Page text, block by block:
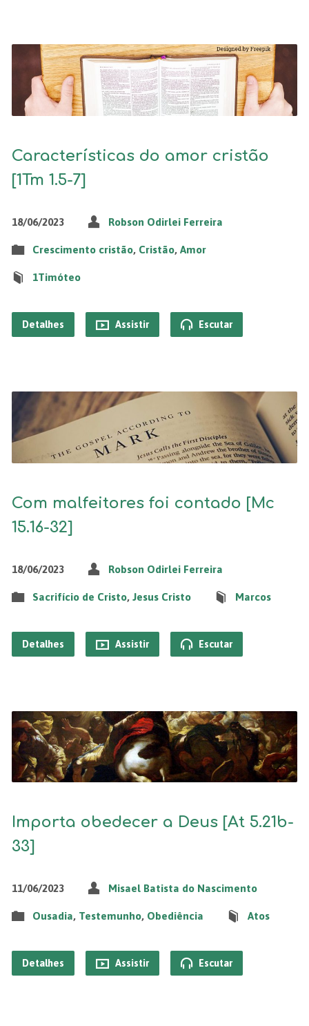
Características do amor cristão
[1Tm 1.5-7]
18/06/2023 Robson Odirlei Ferreira
Crescimento cristão, Cristão, Amor
1Timóteo
Detalhes Assistir Escutar
Com malfeitores foi contado [Mc
15.16-32]
18/06/2023 Robson Odirlei Ferreira
Sacrifício de Cristo, Jesus Cristo Marcos
Detalhes Assistir Escutar
Importa obedecer a Deus [At 5.21b-
33]
11/06/2023 Misael Batista do Nascimento
Ousadia, Testemunho, Obediência Atos
Detalhes Assistir Escutar